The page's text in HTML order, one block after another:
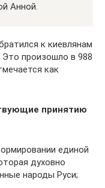
Анной.
к киевлянам
произошло в 988
как
принятию
единой
духовно
народы Руси;